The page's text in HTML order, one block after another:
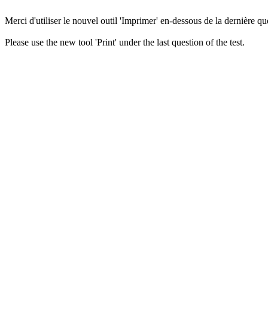
Merci d'utiliser le nouvel outil 'Imprimer' en-dessous de la dernière
Please use the new tool 'Print' under the last question of the test.